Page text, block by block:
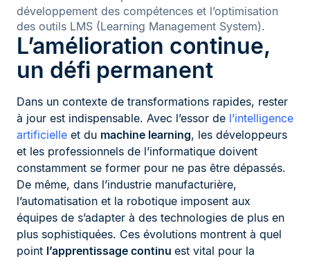
développement des compétences et l’optimisation
des outils LMS (Learning Management System).
L’amélioration continue,
un défi permanent
Dans un contexte de transformations rapides, rester
à jour est indispensable. Avec l’essor de l’intelligence
artificielle et du machine learning, les développeurs
et les professionnels de l’informatique doivent
constamment se former pour ne pas être dépassés.
De même, dans l’industrie manufacturière,
l’automatisation et la robotique imposent aux
équipes de s’adapter à des technologies de plus en
plus sophistiquées. Ces évolutions montrent à quel
point l’apprentissage continu est vital pour la